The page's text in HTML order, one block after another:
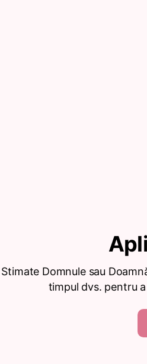
Stimate Domnule sau
timpul dvs. pentru